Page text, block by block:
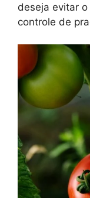
deseja evitar
controle de